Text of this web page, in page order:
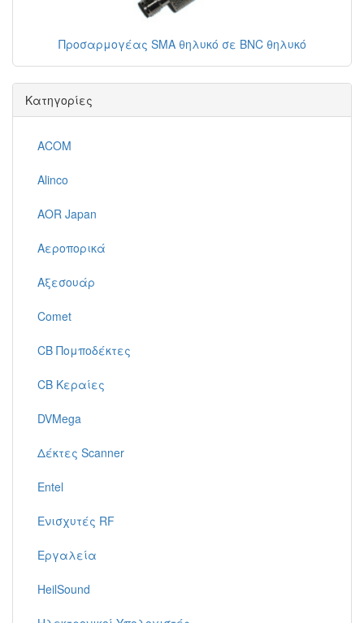
Προσαρμογέας SMA θηλυκό σε BNC θηλυκό
Κατηγορίες
ACOM
Alinco
AOR Japan
Αεροπορικά
Αξεσουάρ
Comet
CB Πομποδέκτες
CB Κεραίες
DVMega
Δέκτες Scanner
Entel
Ενισχυτές RF
Εργαλεία
HeilSound